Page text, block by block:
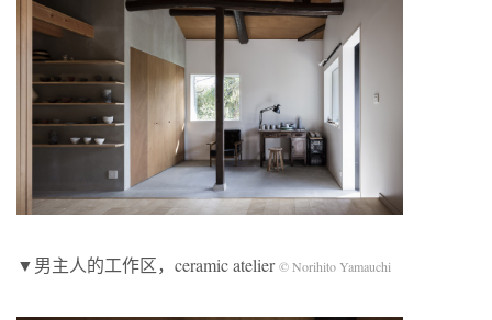
▼男主人的工作区，ceramic atelier© Norihito Yamauchi